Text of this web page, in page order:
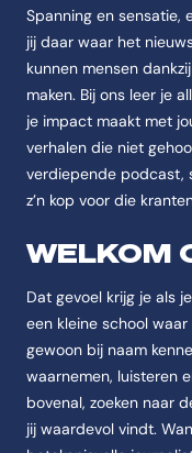
Naam
De opleiding heet
Instelling
De opleiding Journalistiek
Categorie
De opleiding Journalistiek
Opleidingstype
Studievorm
De opleiding Journalistiek
Studieduur
De opleiding Journalistiek
Startmoment
De opleiding Journalistiek
Locatie
Spanning en sensatie,
jij daar waar het
kunnen mensen
maken. Bij ons leer je
je impact maakt met
verhalen die niet
verdiepende podcast,
z’n kop voor die
WELKOM
Dat gevoel krijg je als
een kleine school
gewoon bij naam
waarnemen, luisteren
bovenal, zoeken naar
jij waardevol vindt.